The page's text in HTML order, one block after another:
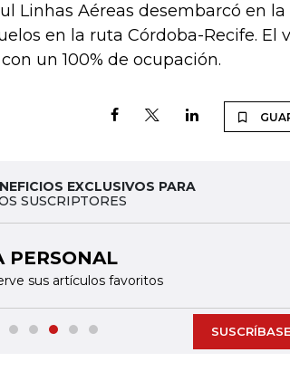
Linhas Aéreas desembarcó en la
en la ruta Córdoba-Recife. El
un 100% de ocupación.
EXCLUSIVOS PARA
SUSCRIPTORES
PERSONAL
sus artículos favoritos